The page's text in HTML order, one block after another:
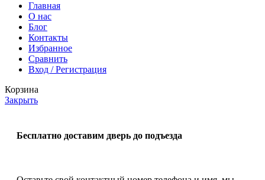
Главная
О нас
Блог
Контакты
Избранное
Сравнить
Вход / Регистрация
Корзина
Закрыть
Бесплатно доставим дверь до подъезда